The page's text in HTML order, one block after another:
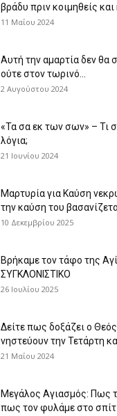
βράδυ πριν κοιμηθείς και
11 Μαΐου 2024
Αυτή την αμαρτία δεν θα
ούτε στον τωρινό...
2 Αυγούστου 2024
«Τα σα εκ των σων» – Τι
λόγια;
21 Ιουνίου 2024
Μαρτυρία για Καύση
την καύση του
10 Δεκεμβρίου 2025
Βρήκαμε τον τάφο της
ΣΥΓΚΛΟΝΙΣΤΙΚΟ
26 Ιουλίου 2025
Δείτε πως δοξάζει ο
νηστεύουν την Τετάρτη
21 Μαΐου 2024
Μεγάλος Αγιασμός: Πως
πως τον φυλάμε στο